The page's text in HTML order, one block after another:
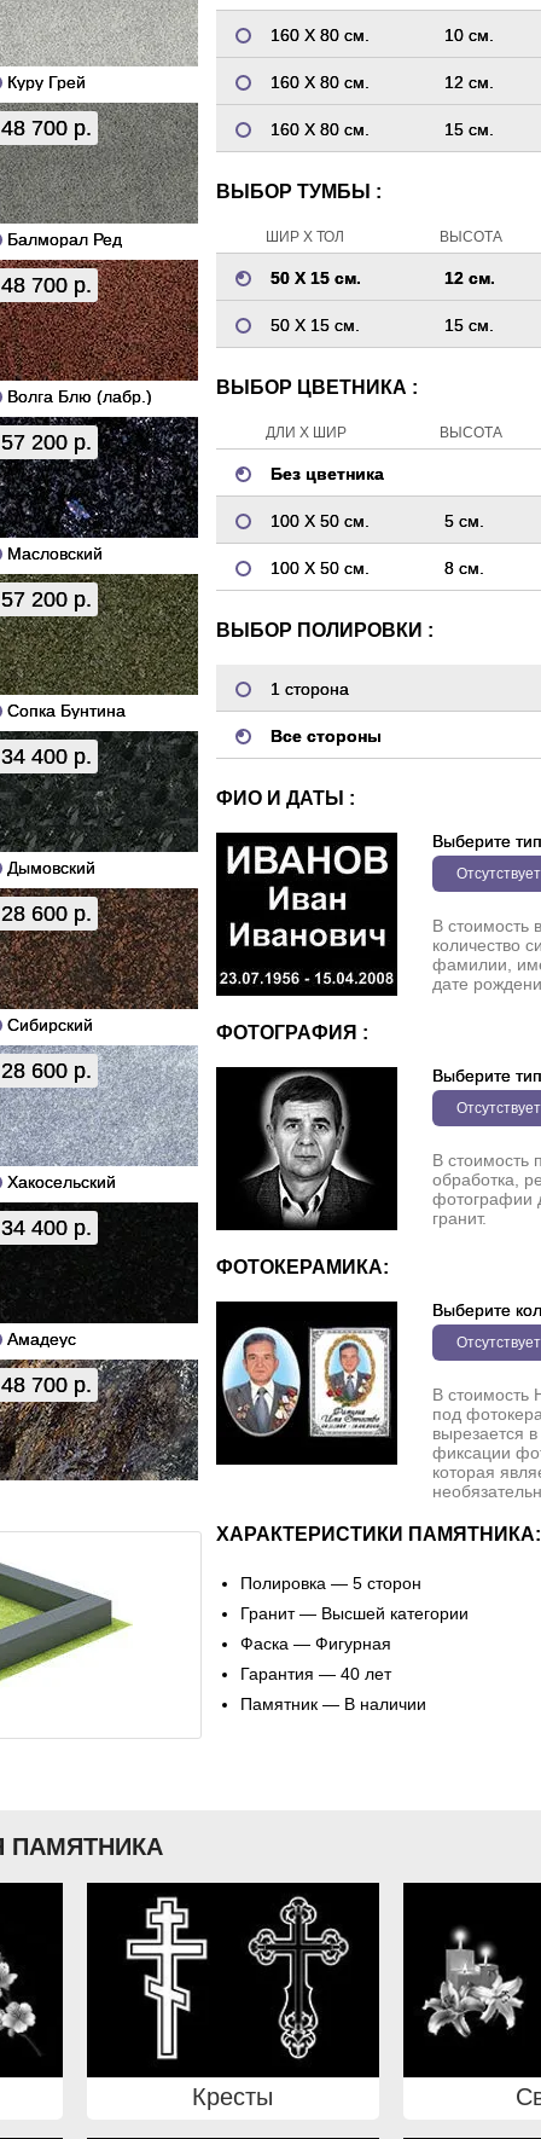
Куру Грей
48 700 р.
Балморал Ред
48 700 р.
Волга Блю (лабр.)
57 200 р.
Масловский
57 200 р.
Сопка Бунтина
34 400 р.
Дымовский
28 600 р.
Сибирский
28 600 р.
Хакосельский
34 400 р.
Амадеус
48 700 р.
160 Х 80 см. 10 см.
160 Х 80 см. 12 см.
160 Х 80 см. 15 см.
ВЫБОР ТУМБЫ :
ШИР Х ТОЛ ВЫСОТА
50 Х 15 см. 12 см.
50 Х 15 см. 15 см.
ВЫБОР ЦВЕТНИКА :
ДЛИ Х ШИР ВЫСОТА
Без цветника
100 Х 50 см. 5 см.
100 Х 50 см. 8 см.
ВЫБОР ПОЛИРОВКИ :
1 сторона
Все стороны
ФИО И ДАТЫ :
Выберите тип
Отсутствует
В стоимость
количество
фамилии,
дате
ФОТОГРАФИЯ :
Выберите тип
Отсутствует
В стоимость
обработка,
фотографии
гранит.
ФОТОКЕРАМИКА:
Выберите
Отсутствует
В стоимость
под
вырезается
фиксации
которая
ХАРАКТЕРИСТИКИ ПАМЯТНИКА:
Полировка — 5 сторон
Гранит — Высшей категории
Фаска — Фигурная
Гарантия — 40 лет
Памятник — В наличии
ПАМЯТНИКА
Кресты